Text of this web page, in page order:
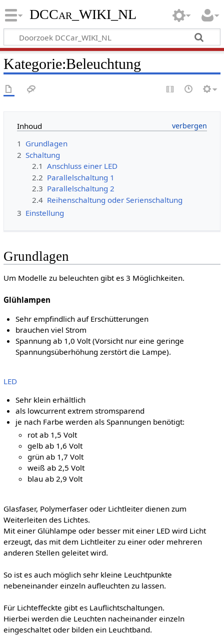
DCCar_WIKI_NL
Kategorie:Beleuchtung
Inhoud
1 Grundlagen
2 Schaltung
2.1 Anschluss einer LED
2.2 Parallelschaltung 1
2.3 Parallelschaltung 2
2.4 Reihenschaltung oder Serienschaltung
3 Einstellung
Grundlagen
Um Modelle zu beleuchten gibt es 3 Möglichkeiten.
Glühlampen
Sehr empfindlich auf Erschütterungen
brauchen viel Strom
Spannung ab 1,0 Volt (Vorsicht nur eine geringe
Spannungsüberhöhung zerstört die Lampe).
LED
Sehr klein erhältlich
als lowcurrent extrem stromsparend
je nach Farbe werden als Spannungen benötigt:
rot ab 1,5 Volt
gelb ab 1,6 Volt
grün ab 1,7 Volt
weiß ab 2,5 Volt
blau ab 2,9 Volt
Glasfaser, Polymerfaser oder Lichtleiter dienen zum
Weiterleiten des Lichtes.
Mit einer Glühlampe oder besser mit einer LED wird Licht
erzeugt, das mit dem Lichtleiter zu einer oder mehreren
anderen Stellen geleitet wird.
So ist es auch möglich sehr kleine Leuchtpunkte
nebeneinander einzeln aufleuchten zu lassen.
Für Lichteffeckte gibt es Lauflichtschaltungen.
Hierbei werden die Leuchten nacheinander einzeln
eingeschaltet oder bilden ein Leuchtband.